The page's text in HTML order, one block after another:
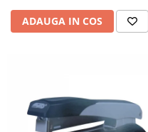
ADAUGA IN COS